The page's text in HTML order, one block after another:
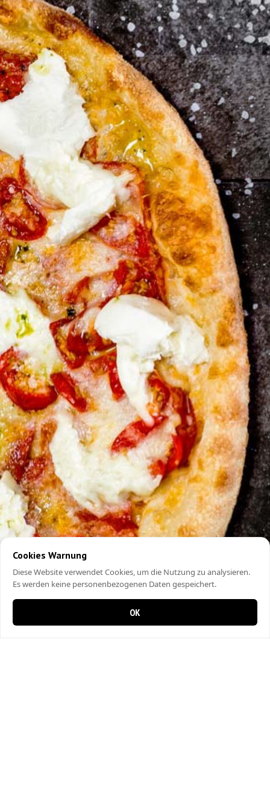
Cookies Warnung
Diese Website verwendet Cookies, um die Nutzung zu analysieren.
Es werden keine personenbezogenen Daten gespeichert.
OK